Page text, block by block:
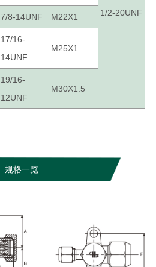
1/2-20UNF
7/8-14UNF M22X1
17/16-
14UNF
M25X1
19/16-
12UNF
M30X1.5
规格一览